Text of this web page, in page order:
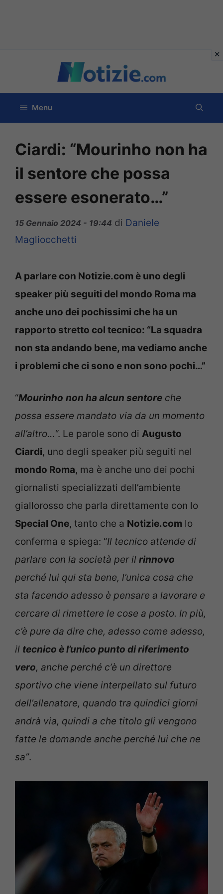
contenuto
Menu
Ciardi: “Mourinho non ha
il sentore che possa
essere esonerato…”
15 Gennaio 2024 - 19:44 di Daniele
Magliocchetti
A parlare con Notizie.com è uno degli
speaker più seguiti del mondo Roma ma
anche uno dei pochissimi che ha un
rapporto stretto col tecnico: “La squadra
non sta andando bene, ma vediamo anche
i problemi che ci sono e non sono pochi…”
“Mourinho non ha alcun sentore che
possa essere mandato via da un momento
all’altro…“. Le parole sono di Augusto
Ciardi, uno degli speaker più seguiti nel
mondo Roma, ma è anche uno dei pochi
giornalisti specializzati dell’ambiente
giallorosso che parla direttamente con lo
Special One, tanto che a Notizie.com lo
conferma e spiega: “Il tecnico attende di
parlare con la società per il rinnovo
perché lui qui sta bene, l’unica cosa che
sta facendo adesso è pensare a lavorare e
cercare di rimettere le cose a posto. In più,
c’è pure da dire che, adesso come adesso,
il tecnico è l’unico punto di riferimento
vero, anche perché c’è un direttore
sportivo che viene interpellato sul futuro
dell’allenatore, quando tra quindici giorni
andrà via, quindi a che titolo gli vengono
fatte le domande anche perché lui che ne
sa”.